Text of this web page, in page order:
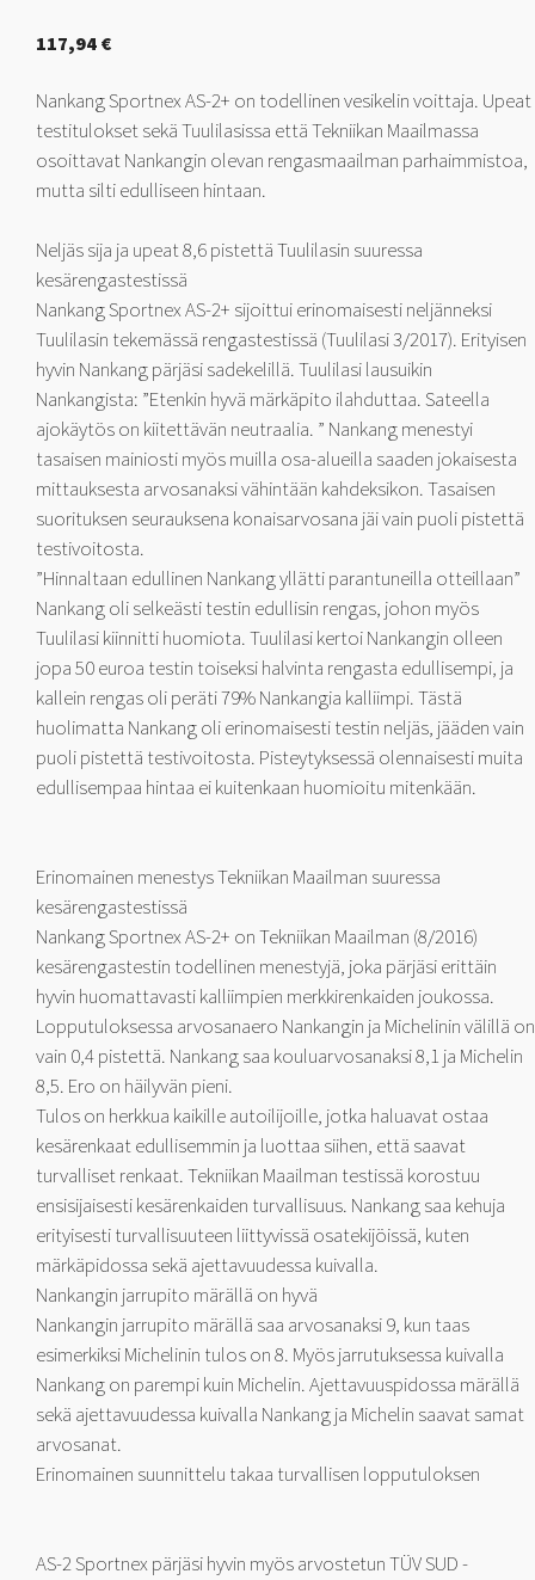
117,94 €
Nankang Sportnex AS-2+ on todellinen vesikelin voittaja. Upeat
testitulokset sekä Tuulilasissa että Tekniikan Maailmassa
osoittavat Nankangin olevan rengasmaailman parhaimmistoa,
mutta silti edulliseen hintaan.
Neljäs sija ja upeat 8,6 pistettä Tuulilasin suuressa
kesärengastestissä
Nankang Sportnex AS-2+ sijoittui erinomaisesti neljänneksi
Tuulilasin tekemässä rengastestissä (Tuulilasi 3/2017). Erityisen
hyvin Nankang pärjäsi sadekelillä. Tuulilasi lausuikin
Nankangista: ”Etenkin hyvä märkäpito ilahduttaa. Sateella
ajokäytös on kiitettävän neutraalia. ” Nankang menestyi
tasaisen mainiosti myös muilla osa-alueilla saaden jokaisesta
mittauksesta arvosanaksi vähintään kahdeksikon. Tasaisen
suorituksen seurauksena konaisarvosana jäi vain puoli pistettä
testivoitosta.
”Hinnaltaan edullinen Nankang yllätti parantuneilla otteillaan”
Nankang oli selkeästi testin edullisin rengas, johon myös
Tuulilasi kiinnitti huomiota. Tuulilasi kertoi Nankangin olleen
jopa 50 euroa testin toiseksi halvinta rengasta edullisempi, ja
kallein rengas oli peräti 79% Nankangia kalliimpi. Tästä
huolimatta Nankang oli erinomaisesti testin neljäs, jääden vain
puoli pistettä testivoitosta. Pisteytyksessä olennaisesti muita
edullisempaa hintaa ei kuitenkaan huomioitu mitenkään.
Erinomainen menestys Tekniikan Maailman suuressa
kesärengastestissä
Nankang Sportnex AS-2+ on Tekniikan Maailman (8/2016)
kesärengastestin todellinen menestyjä, joka pärjäsi erittäin
hyvin huomattavasti kalliimpien merkkirenkaiden joukossa.
Lopputuloksessa arvosanaero Nankangin ja Michelinin välillä on
vain 0,4 pistettä. Nankang saa kouluarvosanaksi 8,1 ja Michelin
8,5. Ero on häilyvän pieni.
Tulos on herkkua kaikille autoilijoille, jotka haluavat ostaa
kesärenkaat edullisemmin ja luottaa siihen, että saavat
turvalliset renkaat. Tekniikan Maailman testissä korostuu
ensisijaisesti kesärenkaiden turvallisuus. Nankang saa kehuja
erityisesti turvallisuuteen liittyvissä osatekijöissä, kuten
märkäpidossa sekä ajettavuudessa kuivalla.
Nankangin jarrupito märällä on hyvä
Nankangin jarrupito märällä saa arvosanaksi 9, kun taas
esimerkiksi Michelinin tulos on 8. Myös jarrutuksessa kuivalla
Nankang on parempi kuin Michelin. Ajettavuuspidossa märällä
sekä ajettavuudessa kuivalla Nankang ja Michelin saavat samat
arvosanat.
Erinomainen suunnittelu takaa turvallisen lopputuloksen
AS-2 Sportnex pärjäsi hyvin myös arvostetun TÜV SUD -